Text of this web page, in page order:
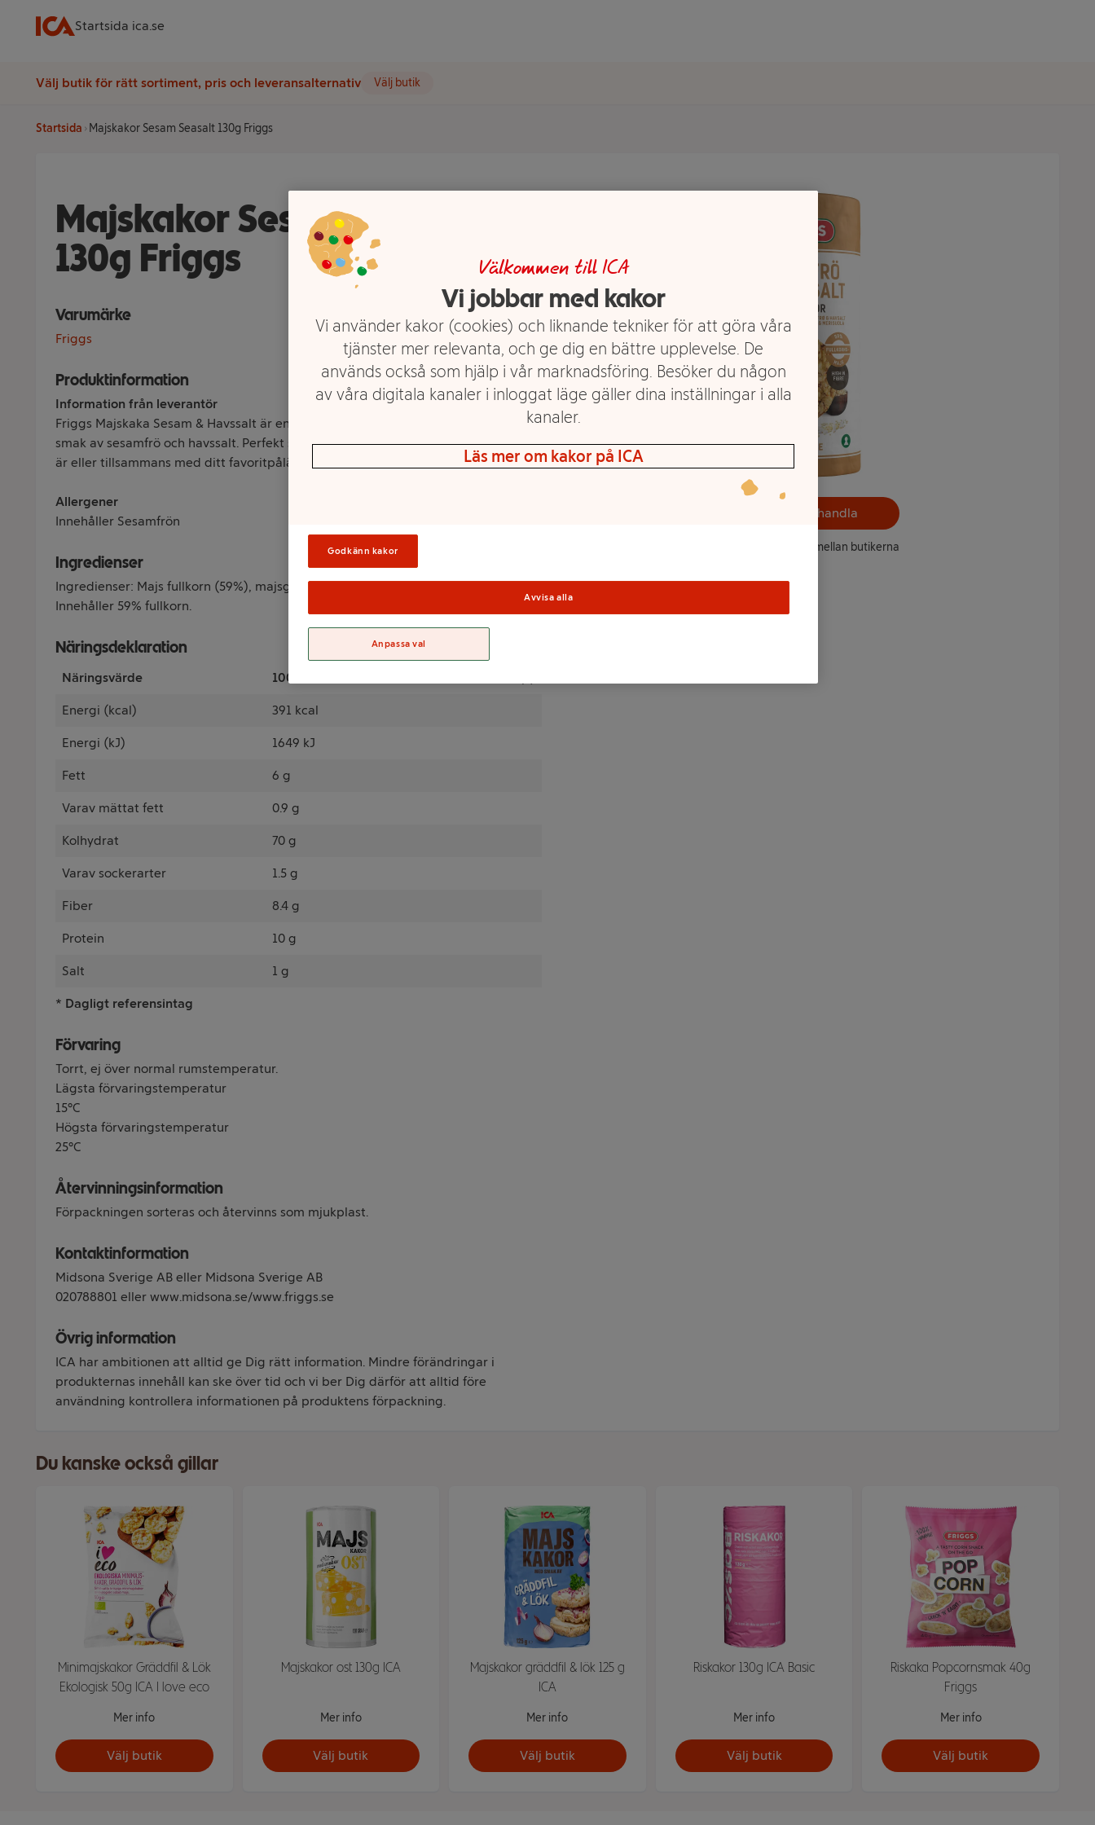
Startsida ica.se
Välj butik för rätt sortiment, pris och leveransalternativ Välj butik
Startsida Majskakor Sesam Seasalt 130g Friggs
Majskakor Sesam Seasalt
130g Friggs
Varumärke
Friggs
Produktinformation
Information från leverantör
Friggs Majskaka Sesam & Havssalt är en tunn och krispig majskaka med en nötig
smak av sesamfrö och havssalt. Perfekt som ett mellanmål, att äta precis som den
är eller tillsammans med ditt favoritpålägg.
Allergener
Innehåller Sesamfrön
Ingredienser
Ingredienser: Majs fullkorn (59%), majsgryn (34%), SESAMFRÖ (6%), havssalt (1%).
Innehåller 59% fullkorn.
Näringsdeklaration
Näringsvärde 100 Gram
Energi (kcal) 391 kcal
Energi (kJ) 1649 kJ
Fett 6 g
Varav mättat fett 0.9 g
Kolhydrat 70 g
Varav sockerarter 1.5 g
Fiber 8.4 g
Protein 10 g
Salt 1 g
* Dagligt referensintag
Förvaring
Torrt, ej över normal rumstemperatur.
Lägsta förvaringstemperatur
15°C
Högsta förvaringstemperatur
25°C
Återvinningsinformation
Förpackningen sorteras och återvinns som mjukplast.
Kontaktinformation
Midsona Sverige AB eller Midsona Sverige AB
020788801 eller www.midsona.se/www.friggs.se
Övrig information
ICA har ambitionen att alltid ge Dig rätt information. Mindre förändringar i
produkternas innehåll kan ske över tid och vi ber Dig därför att alltid före
användning kontrollera informationen på produktens förpackning.
Välj butik och handla
Sortimentet kan variera mellan butikerna
Du kanske också gillar
Minimajskakor Gräddfil & Lök
Ekologisk 50g ICA I love eco
Mer info
Välj butik
Majskakor ost 130g ICA
Mer info
Välj butik
Majskakor gräddfil & lök 125 g
ICA
Mer info
Välj butik
Riskakor 130g ICA Basic
Mer info
Välj butik
Riskaka Popcornsmak 40g
Friggs
Mer info
Välj butik
Välkommen till ICA
Vi jobbar med kakor
Vi använder kakor (cookies) och liknande tekniker för att göra våra
tjänster mer relevanta, och ge dig en bättre upplevelse. De
används också som hjälp i vår marknadsföring. Besöker du någon
av våra digitala kanaler i inloggat läge gäller dina inställningar i alla
kanaler.
Läs mer om kakor på ICA
Godkänn kakor
Avvisa alla
Anpassa val